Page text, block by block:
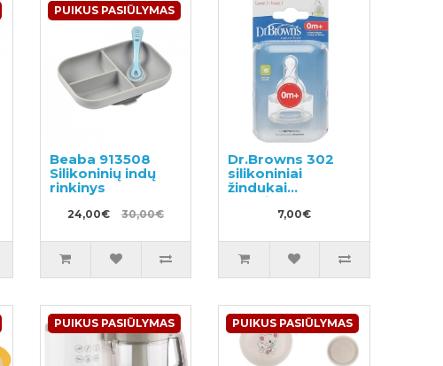
PUIKUS PASIŪLYMAS
Beaba 913508
Silikoninių indų
rinkinys
24,00€ 30,00€
Dr.Browns 302
silikoniniai
žindukai
buteliukams 0m+
7,00€
PUIKUS PASIŪLYMAS PUIKUS PASIŪLYMAS